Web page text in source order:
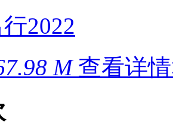
2022
M查看详